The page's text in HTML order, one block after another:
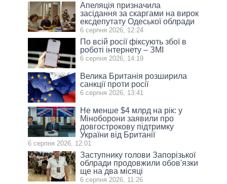
Апеляція призначила
засідання за скаргами на вирок
ексдепутату Одеської облради
6 серпня 2026, 12:24
По всій росії фіксують збої в
роботі інтернету – ЗМІ
6 серпня 2026, 14:19
Велика Британія розширила
санкції проти росії
6 серпня 2026, 13:41
Не менше $4 млрд на рік: у
Міноборони заявили про
довгострокову підтримку
України від Британії
6 серпня 2026, 12:01
Заступнику голови Запорізької
облради продовжили обов'язки
ще на два місяці
6 серпня 2026, 11:26